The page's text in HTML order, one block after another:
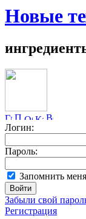
Новые
Логин:
Пароль:
Запомнить
Забыли свой
Регистрация